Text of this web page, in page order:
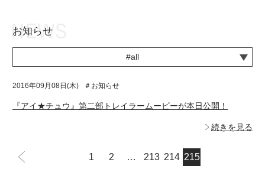
アイ★チュウとは
ユニット&キャラクター
ミュージック
お知らせ
アイ★チュウとは
イベント・キャンペーン
お知らせ
#all
2016年09月08日(木) ＃お知らせ
『アイ★チュウ』第二部トレイラームービーが本日公開！
続きを見る
1 2 … 213 214 215